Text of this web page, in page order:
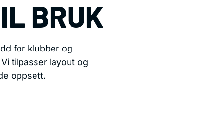
BRUK
for klubber og
tilpasser layout og
oppsett.